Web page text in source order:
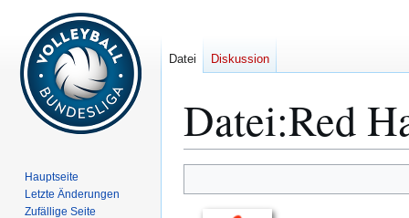
Datei:Red
Navigation
springen
Suche
springen
Datei Diskussion
Hauptseite
Letzte Änderungen
Zufällige Seite